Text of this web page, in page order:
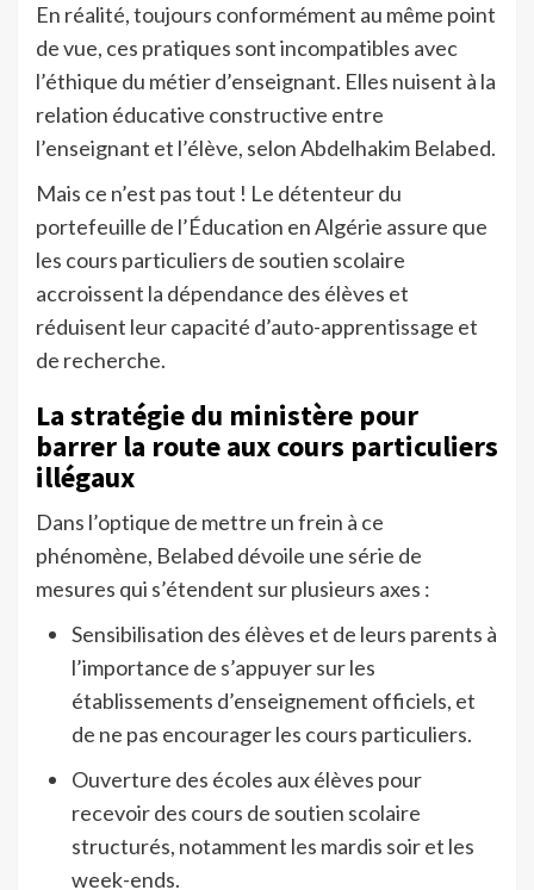
En réalité, toujours conformément au même point
de vue, ces pratiques sont incompatibles avec
l’éthique du métier d’enseignant. Elles nuisent à la
relation éducative constructive entre
l’enseignant et l’élève, selon Abdelhakim Belabed.
Mais ce n’est pas tout ! Le détenteur du
portefeuille de l’Éducation en Algérie assure que
les cours particuliers de soutien scolaire
accroissent la dépendance des élèves et
réduisent leur capacité d’auto-apprentissage et
de recherche.
La stratégie du ministère pour
barrer la route aux cours particuliers
illégaux
Dans l’optique de mettre un frein à ce
phénomène, Belabed dévoile une série de
mesures qui s’étendent sur plusieurs axes :
Sensibilisation des élèves et de leurs parents à
l’importance de s’appuyer sur les
établissements d’enseignement officiels, et
de ne pas encourager les cours particuliers.
Ouverture des écoles aux élèves pour
recevoir des cours de soutien scolaire
structurés, notamment les mardis soir et les
week-ends.